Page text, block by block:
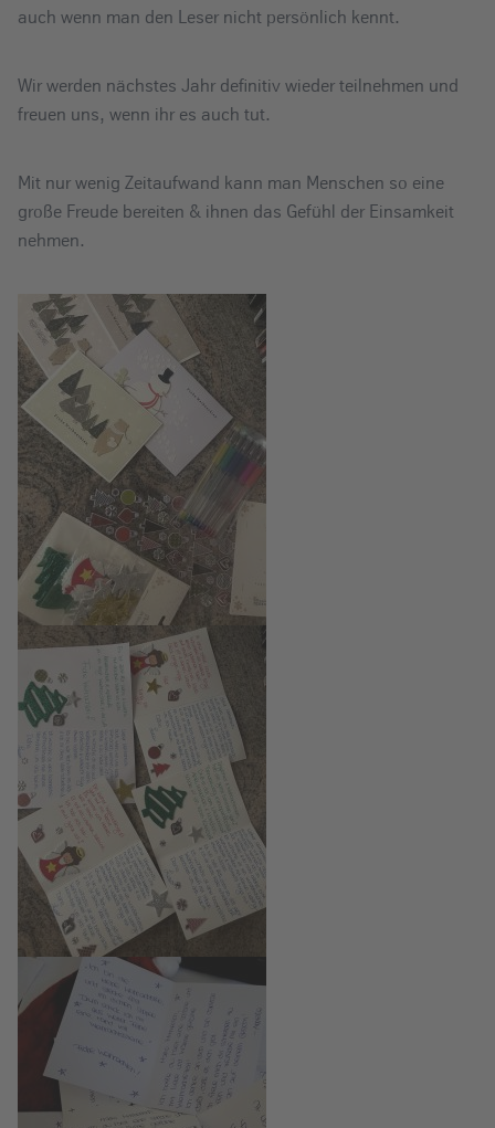
auch wenn man den Leser nicht persönlich kennt.
Wir werden nächstes Jahr definitiv wieder teilnehmen und
freuen uns, wenn ihr es auch tut.
Mit nur wenig Zeitaufwand kann man Menschen so eine
große Freude bereiten & ihnen das Gefühl der Einsamkeit
nehmen.